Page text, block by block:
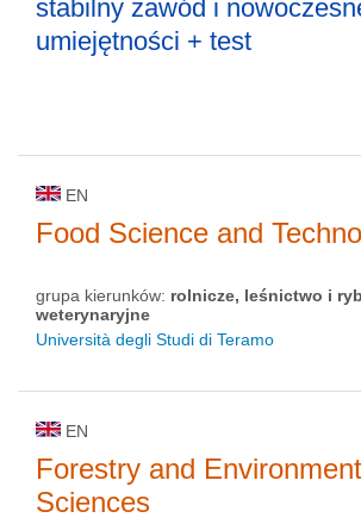
stabilny zawód i
umiejętności + test
EN
Food Science and
grupa kierunków: rolnicze, leśnictwo i
weterynaryjne
Università degli Studi di Teramo
EN
Forestry and
Sciences